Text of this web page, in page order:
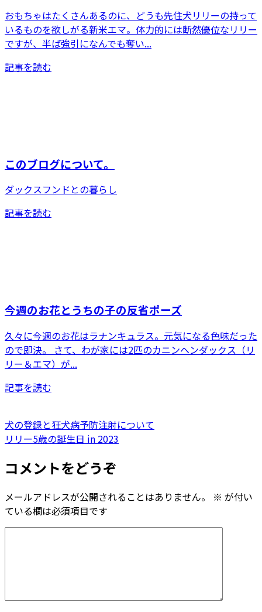
おもちゃはたくさんあるのに、どうも先住犬リリーの持って
いるものを欲しがる新米エマ。体力的には断然優位なリリー
ですが、半ば強引になんでも奪い...
記事を読む
このブログについて。
ダックスフンドとの暮らし
記事を読む
今週のお花とうちの子の反省ポーズ
久々に今週のお花はラナンキュラス。元気になる色味だった
ので即決。 さて、わが家には2匹のカニンヘンダックス（リ
リー＆エマ）が...
記事を読む
犬の登録と狂犬病予防注射について
リリー5歳の誕生日 in 2023
コメントをどうぞ
メールアドレスが公開されることはありません。 ※ が付い
ている欄は必須項目です